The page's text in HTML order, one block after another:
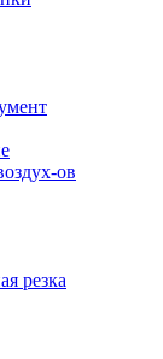
ов
резка